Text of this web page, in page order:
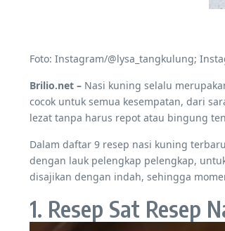
Foto: Instagram/@lysa_tangkulung;
Brilio.net – Nasi kuning selalu
cocok untuk semua kesempatan, dari
lezat tanpa harus repot atau bingung
Dalam daftar 9 resep nasi kuning
dengan lauk pelengkap pelengkap,
disajikan dengan indah, sehingga
1. Resep Sat Resep